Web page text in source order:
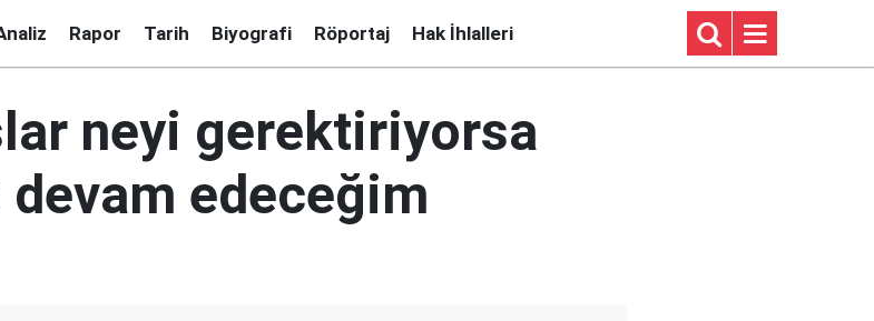
Rapor Tarih Biyografi Röportaj Hak İhlalleri
neyi gerektiriyorsa
edeceğim